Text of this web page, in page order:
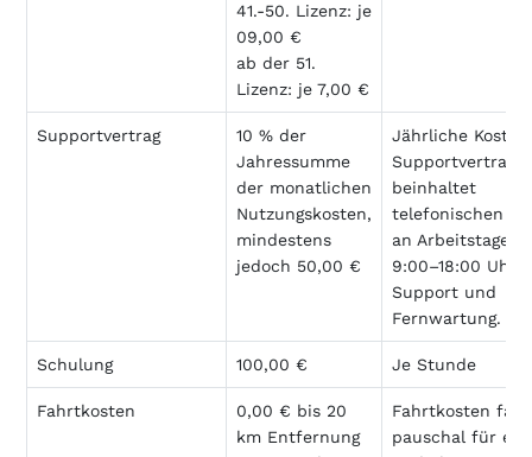
41.-50. Lizenz: je
09,00 €
ab der 51.
Lizenz: je 7,00 €
Supportvertrag
10 % der
Jahressumme
der monatlichen
Nutzungskosten,
mindestens
jedoch 50,00 €
Jährliche
Supportvertrag
beinhaltet
telefonischen
an Arbeitstagen
9:00–18:00 Uhr,
Support und
Fernwartung.
Schulung 100,00 € Je Stunde
Fahrtkosten
0,00 € bis 20
km Entfernung
Fahrtkosten
pauschal für